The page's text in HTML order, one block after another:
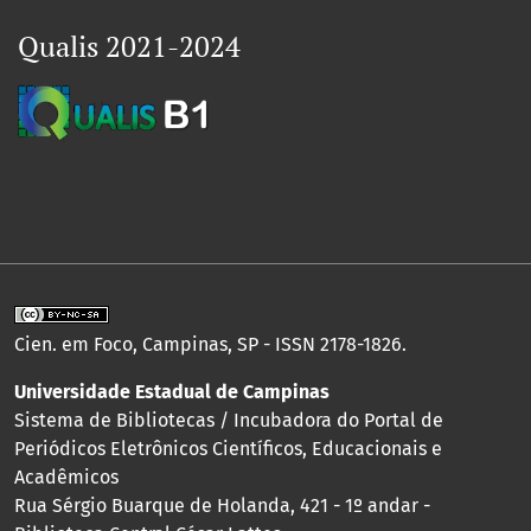
Qualis 2021-2024
Cien. em Foco, Campinas, SP - ISSN 2178-1826.
Universidade Estadual de Campinas
Sistema de Bibliotecas / Incubadora do Portal de
Periódicos Eletrônicos Científicos, Educacionais e
Acadêmicos
Rua Sérgio Buarque de Holanda, 421 - 1º andar -